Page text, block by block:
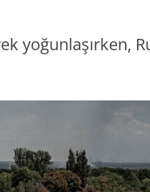
yoğunlaşırken,